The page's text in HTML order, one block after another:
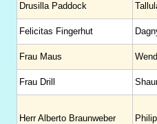
Drusilla Paddock
Felicitas Fingerhut
Frau Maus
Frau Drill
Herr Alberto Braunweber